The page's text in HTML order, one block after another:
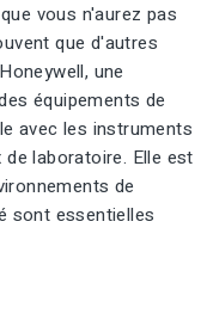
vous n'aurez pas
que d'autres
une
équipements de
avec les instruments
laboratoire. Elle est
de
sont essentielles